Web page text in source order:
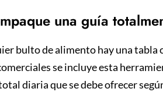
una guía
bulto de alimento hay una tabla
se incluye esta
diaria que se debe ofrecer